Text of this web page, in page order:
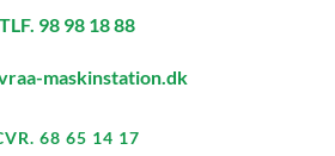
TLF. 98 98 18 88
maskinstation.dk
68 65 14 17